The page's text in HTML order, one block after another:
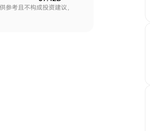
参考且不构成投资建议，